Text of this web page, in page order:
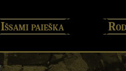
Išsami paieška